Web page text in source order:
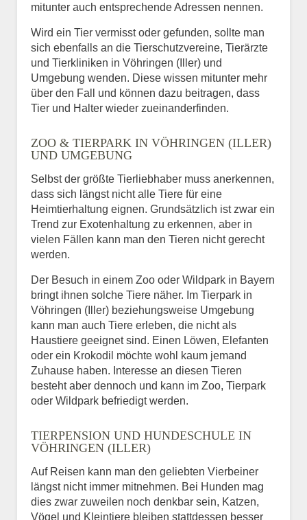
mitunter auch entsprechende Adressen nennen.
Wird ein Tier vermisst oder gefunden, sollte man
sich ebenfalls an die Tierschutzvereine, Tierärzte
und Tierkliniken in Vöhringen (Iller) und
Umgebung wenden. Diese wissen mitunter mehr
über den Fall und können dazu beitragen, dass
Tier und Halter wieder zueinanderfinden.
ZOO & TIERPARK IN VÖHRINGEN (ILLER)
UND UMGEBUNG
Selbst der größte Tierliebhaber muss anerkennen,
dass sich längst nicht alle Tiere für eine
Heimtierhaltung eignen. Grundsätzlich ist zwar ein
Trend zur Exotenhaltung zu erkennen, aber in
vielen Fällen kann man den Tieren nicht gerecht
werden.
Der Besuch in einem Zoo oder Wildpark in Bayern
bringt ihnen solche Tiere näher. Im Tierpark in
Vöhringen (Iller) beziehungsweise Umgebung
kann man auch Tiere erleben, die nicht als
Haustiere geeignet sind. Einen Löwen, Elefanten
oder ein Krokodil möchte wohl kaum jemand
Zuhause haben. Interesse an diesen Tieren
besteht aber dennoch und kann im Zoo, Tierpark
oder Wildpark befriedigt werden.
TIERPENSION UND HUNDESCHULE IN
VÖHRINGEN (ILLER)
Auf Reisen kann man den geliebten Vierbeiner
längst nicht immer mitnehmen. Bei Hunden mag
dies zwar zuweilen noch denkbar sein, Katzen,
Vögel und Kleintiere bleiben stattdessen besser